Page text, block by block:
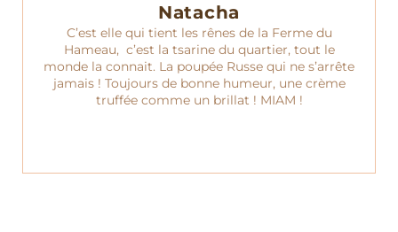
Natacha
C’est elle qui tient les rênes de la Ferme du
Hameau, c’est la tsarine du quartier, tout le
monde la connait. La poupée Russe qui ne s’arrête
jamais ! Toujours de bonne humeur, une crème
truffée comme un brillat ! MIAM !